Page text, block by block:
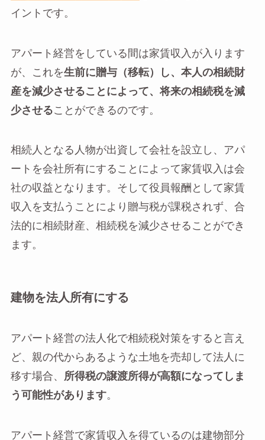
イントです。
アパート経営をしている間は家賃収入が入ります
が、これを生前に贈与（移転）し、本人の相続財
産を減少させることによって、将来の相続税を減
少させることができるのです。
相続人となる人物が出資して会社を設立し、アパ
ートを会社所有にすることによって家賃収入は会
社の収益となります。そして役員報酬として家賃
収入を支払うことにより贈与税が課税されず、合
法的に相続財産、相続税を減少させることができ
ます。
建物を法人所有にする
アパート経営の法人化で相続税対策をすると言え
ど、親の代からあるような土地を売却して法人に
移す場合、
所得税の譲渡所得が高額になってしま
う可能性があります。
アパート経営で家賃収入を得ているのは建物部分